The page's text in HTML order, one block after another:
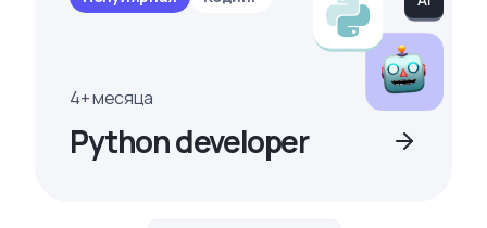
4+ месяца
Python developer